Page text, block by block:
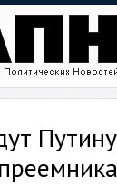
Путину